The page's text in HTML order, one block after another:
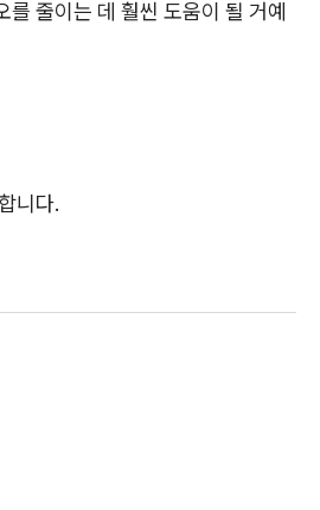
를 줄이는 데 훨씬 도움이 될 거예
니다.